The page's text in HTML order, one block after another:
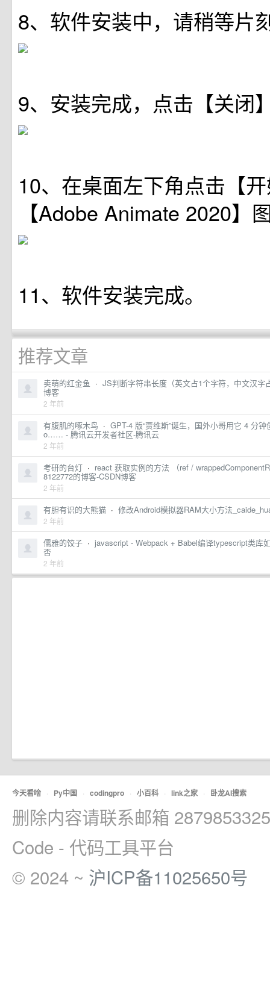
8、软件安装中，请稍等片
9、安装完成，点击【关闭
10、在桌面左下角点击【
【Adobe Animate 2020】
11、软件安装完成。
推荐文章
卖萌的红金鱼 · JS判断字符串长度（英文占1个字符，中文汉字
博客
2 年前
有腹肌的啄木鸟 · GPT-4 版“贾维斯”诞生，国外小哥用它 4 分
o…… - 腾讯云开发者社区-腾讯云
2 年前
考研的台灯 · react 获取实例的方法 （ref /
8122772的博客-CSDN博客
2 年前
有胆有识的大熊猫 · 修改Android模拟器RAM大小方法
2 年前
儒雅的饺子 · javascript - Webpack + Babel编译typescript类库
否
2 年前
今天看啥 · Py中国 · codingpro · 小百科 · link之家 · 卧龙AI搜索
删除内容请联系邮箱
Code - 代码工具平台
© 2024 ~ 沪ICP备11025650号